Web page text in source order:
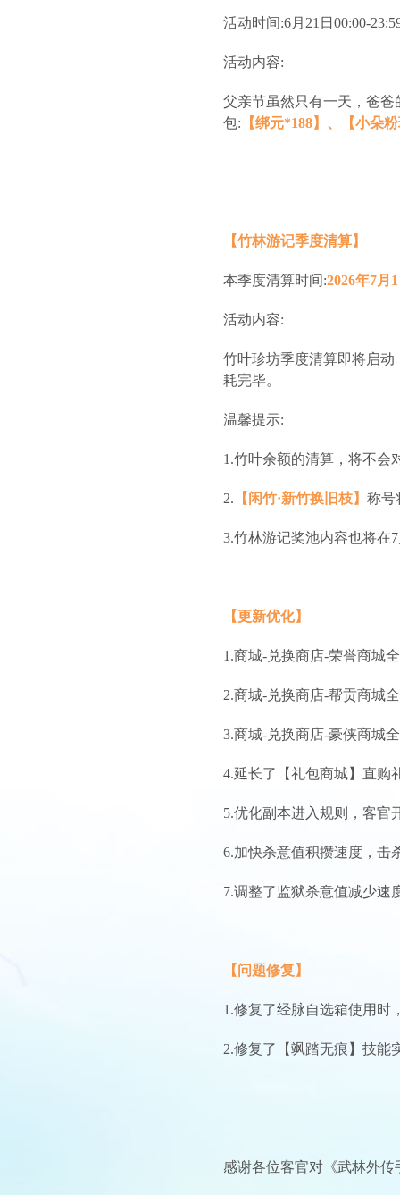
活动时间:6月21日00:00-
活动内容:
父亲节虽然只有一天，爸爸
包: 【绑元*188】、【小朵
【竹林游记季度清算】
本季度清算时间:2026年7月
活动内容:
竹叶珍坊季度清算即将启
耗完毕。
温馨提示:
1.竹叶余额的清算，将不会
2. 【闲竹·新竹换旧枝】 称号
3.竹林游记奖池内容也将在
【更新优化】
1.商城-兑换商店-荣誉商城
2.商城-兑换商店-帮贡商城
3.商城-兑换商店-豪侠商城
4.延长了【礼包商城】直购
5.优化副本进入规则，客官
6.加快杀意值积攒速度，击
7.调整了监狱杀意值减少速
【问题修复】
1.修复了经脉自选箱使用时
2.修复了【飒踏无痕】技能
感谢各位客官对《武林外